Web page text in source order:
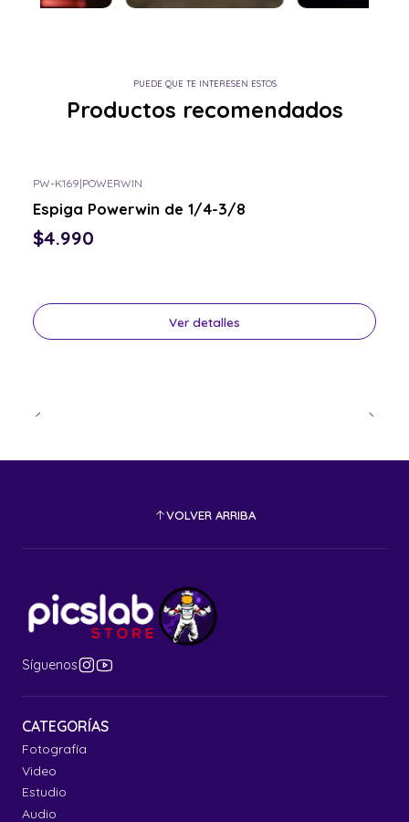
PUEDE QUE TE INTERESEN ESTOS
Productos recomendados
PW-K169|POWERWIN
Espiga Powerwin de 1/4-3/8
$4.990
Ver detalles
VOLVER ARRIBA
Síguenos
CATEGORÍAS
Fotografía
Video
Estudio
Audio